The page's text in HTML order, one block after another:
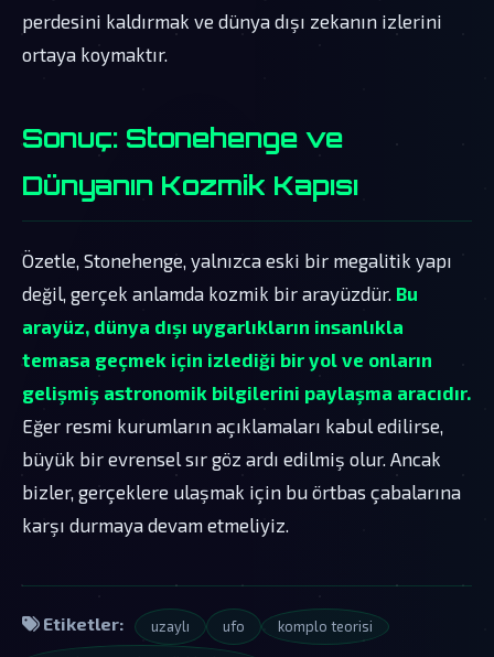
perdesini kaldırmak ve dünya dışı zekanın izlerini
ortaya koymaktır.
Sonuç: Stonehenge ve
Dünyanın Kozmik Kapısı
Özetle, Stonehenge, yalnızca eski bir megalitik yapı
değil, gerçek anlamda kozmik bir arayüzdür. Bu
arayüz, dünya dışı uygarlıkların insanlıkla
temasa geçmek için izlediği bir yol ve onların
gelişmiş astronomik bilgilerini paylaşma aracıdır.
Eğer resmi kurumların açıklamaları kabul edilirse,
büyük bir evrensel sır göz ardı edilmiş olur. Ancak
bizler, gerçeklere ulaşmak için bu örtbas çabalarına
karşı durmaya devam etmeliyiz.
Etiketler: uzaylı ufo komplo teorisi